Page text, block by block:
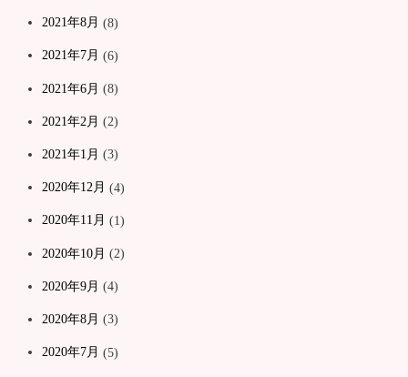
2021年8月 (8)
2021年7月 (6)
2021年6月 (8)
2021年2月 (2)
2021年1月 (3)
2020年12月 (4)
2020年11月 (1)
2020年10月 (2)
2020年9月 (4)
2020年8月 (3)
2020年7月 (5)